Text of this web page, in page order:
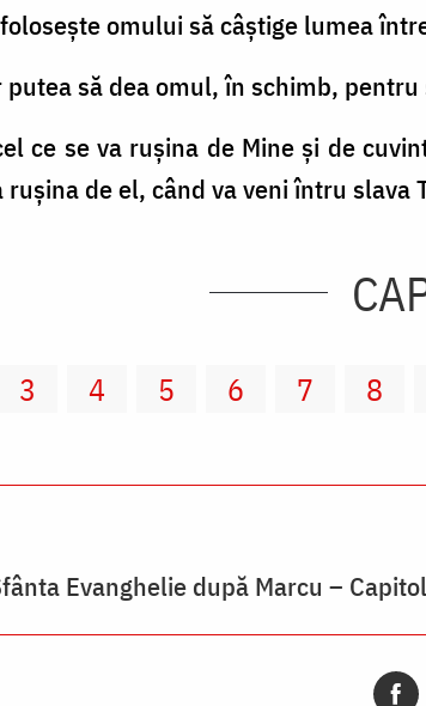
omului să câştige lumea
putea să dea omul, în schimb,
ce se va ruşina de Mine şi de
ruşina de el, când va veni întru slava
3 4 5 6 7 8
Evanghelie după Marcu –